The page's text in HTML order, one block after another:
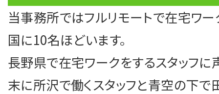
お電話、またはメールにてお気
04-2994-5080
当事務所ではフルリモートで在宅ワ
国に10名ほどいます。
長野県で在宅ワークをするスタッフに
末に所沢で働くスタッフと青空の下で